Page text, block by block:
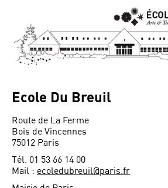
Ecole Du Breuil
Route de La Ferme
Bois de Vincennes
75012 Paris
Tél. 01 53 66 14 00
Mail : ecoledubreuil@paris.fr